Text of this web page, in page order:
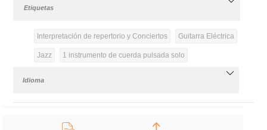
Etiquetas
Interpretación de repertorio y Conciertos Guitarra Eléctrica
Jazz 1 instrumento de cuerda pulsada solo
Idioma